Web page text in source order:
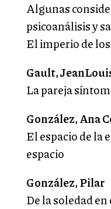
Algunas
psicoanálisis y
El imperio de
Gault,
La pareja
González, Ana
El espacio de la
espacio
González, Pilar
De la soledad